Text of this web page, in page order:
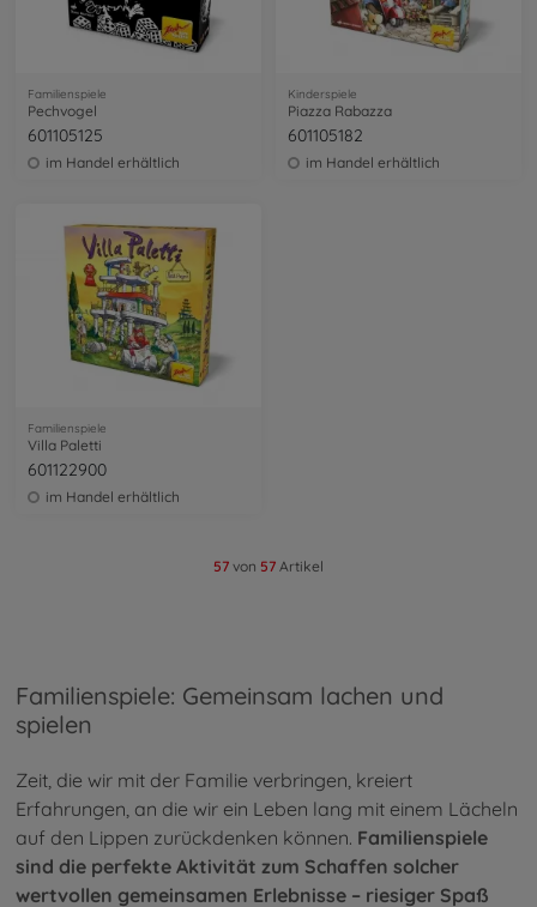
Familienspiele
Pechvogel
601105125
im Handel erhältlich
Kinderspiele
Piazza Rabazza
601105182
im Handel erhältlich
Familienspiele
Villa Paletti
601122900
im Handel erhältlich
57 von 57 Artikel
Familienspiele: Gemeinsam lachen und
spielen
Zeit, die wir mit der Familie verbringen, kreiert
Erfahrungen, an die wir ein Leben lang mit einem Lächeln
auf den Lippen zurückdenken können. Familienspiele
sind die perfekte Aktivität zum Schaffen solcher
wertvollen gemeinsamen Erlebnisse – riesiger Spaß